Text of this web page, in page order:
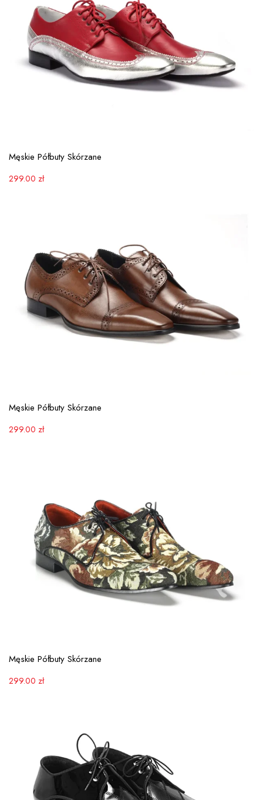
Męskie Półbuty Skórzane
299.00 zł
Męskie Półbuty Skórzane
299.00 zł
Męskie Półbuty Skórzane
299.00 zł